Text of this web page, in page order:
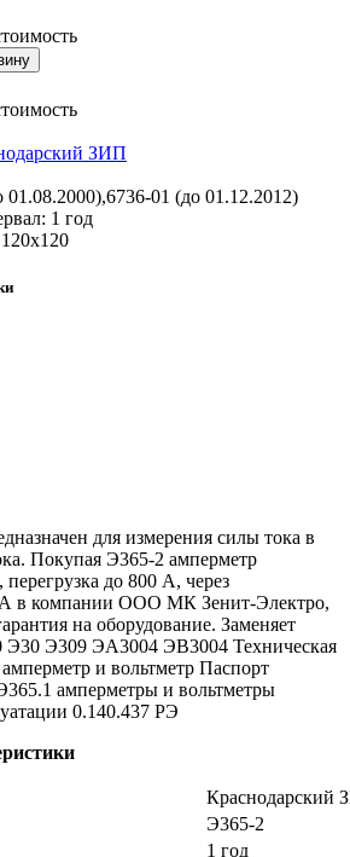
ЗИП
01.08.2000),6736-01 (до 01.12.2012)
1 год
120х120
для измерения силы тока в
Покупая Э365-2 амперметр
до 800 А, через
А в компании ООО МК Зенит-Электро,
на оборудование. Заменяет
Э309 ЭА3004 ЭВ3004 Техническая
и вольтметр Паспорт
амперметры и вольтметры
0.140.437 РЭ
Краснодарский
Э365-2
1 год